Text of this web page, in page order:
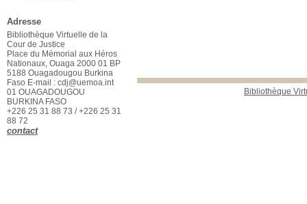
Bibliothèque
Documentaires
Ouvrages de droit[2]
Adresse
Bibliothèque Virtuelle de la
Cour de Justice
Place du Mémorial aux Héros
Nationaux, Ouaga 2000 01 BP
5188 Ouagadougou Burkina
Faso E-mail : cdj@uemoa.int
01 OUAGADOUGOU
BURKINA FASO
+226 25 31 88 73 / +226 25 31
88 72
contact